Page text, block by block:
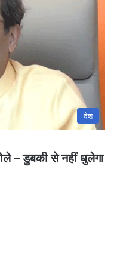
देश
– डुबकी से नहीं धुलेगा